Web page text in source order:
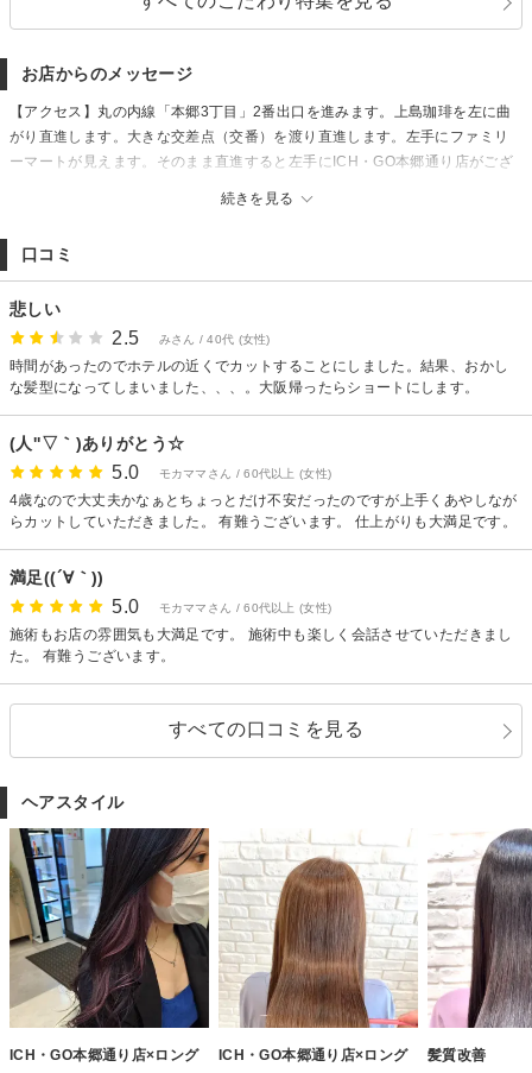
お店からのメッセージ
続きを見る
【アクセス】丸の内線「本郷3丁目」2番出口を進みます。上島珈琲を左に曲
がり直進します。大きな交差点（交番）を渡り直進します。左手にファミリ
ーマートが見えます。そのまま直進すると左手にICH・GO本郷通り店がござ
差点を交番側へ渡り直進します。左手にファミリーマートが見えます。その
口コミ
悲しい
2.5 みさん / 40代 (女性)
時間があったのでホテルの近くでカットすることにしました。結果、おかし
な髪型になってしまいました、、、。大阪帰ったらショートにします。
(人''▽｀)ありがとう☆
5.0 モカママさん / 60代以上 (女性)
4歳なので大丈夫かなぁとちょっとだけ不安だったのですが上手くあやしなが
らカットしていただきました。 有難うございます。 仕上がりも大満足です。
満足((´∀｀))
5.0 モカママさん / 60代以上 (女性)
施術もお店の雰囲気も大満足です。 施術中も楽しく会話させていただきまし
た。 有難うございます。
すべての口コミを見る
ヘアスタイル
ICH・GO本郷通り店×ロング ICH・GO本郷通り店×ロング 髪質改善